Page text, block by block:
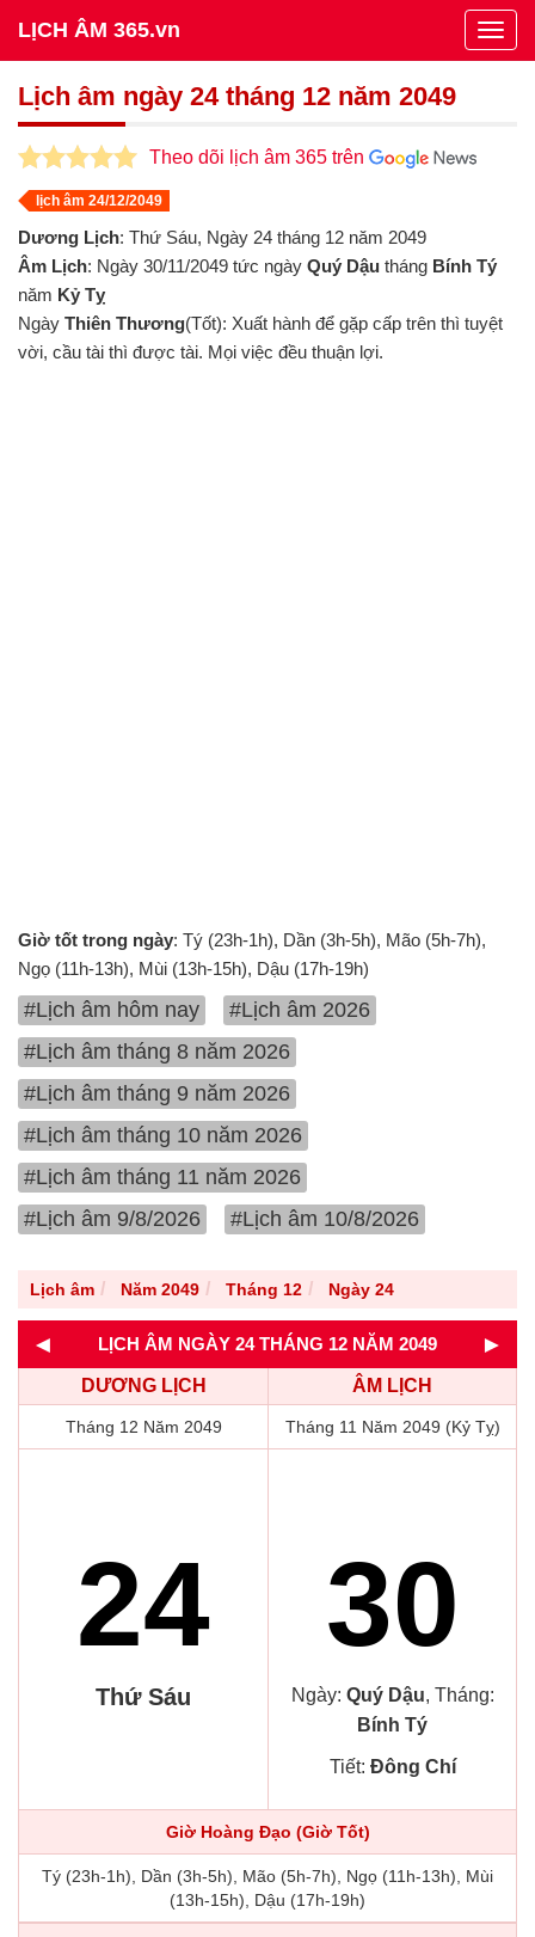
LỊCH ÂM 365.vn
Lịch âm ngày 24 tháng 12 năm 2049
Theo dõi lịch âm 365 trên
lịch âm 24/12/2049
Dương Lịch: Thứ Sáu, Ngày 24 tháng 12 năm 2049
Âm Lịch: Ngày 30/11/2049 tức ngày Quý Dậu tháng Bính Tý
năm Kỷ Tỵ
Ngày Thiên Thương(Tốt): Xuất hành để gặp cấp trên thì tuyệt
vời, cầu tài thì được tài. Mọi việc đều thuận lợi.
Giờ tốt trong ngày: Tý (23h-1h), Dần (3h-5h), Mão (5h-7h),
Ngọ (11h-13h), Mùi (13h-15h), Dậu (17h-19h)
#Lịch âm hôm nay
#Lịch âm 2026
#Lịch âm tháng 8 năm 2026
#Lịch âm tháng 9 năm 2026
#Lịch âm tháng 10 năm 2026
#Lịch âm tháng 11 năm 2026
#Lịch âm 9/8/2026
#Lịch âm 10/8/2026
Lịch âm Năm 2049 Tháng 12 Ngày 24
◄ LỊCH ÂM NGÀY 24 THÁNG 12 NĂM 2049 ►
DƯƠNG LỊCH ÂM LỊCH
Tháng 12 Năm 2049 Tháng 11 Năm 2049 (Kỷ Tỵ)
24
Thứ Sáu
30
Ngày: Quý Dậu, Tháng:
Bính Tý
Tiết: Đông Chí
Giờ Hoàng Đạo (Giờ Tốt)
Tý (23h-1h), Dần (3h-5h), Mão (5h-7h), Ngọ (11h-13h), Mùi
(13h-15h), Dậu (17h-19h)